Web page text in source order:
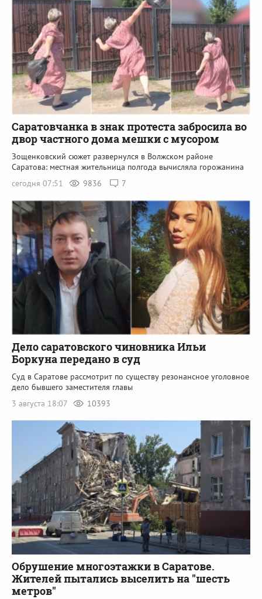
Саратовчанка в знак протеста забросила во
двор частного дома мешки с мусором
Зощенковский сюжет развернулся в Волжском районе
Саратова: местная жительница полгода вычисляла горожанина
сегодня 07:51
9836 7
Дело саратовского чиновника Ильи
Боркуна передано в суд
Суд в Саратове рассмотрит по существу резонансное уголовное
дело бывшего заместителя главы
3 августа 18:07
10393
Обрушение многоэтажки в Саратове.
Жителей пытались выселить на "шесть
метров"